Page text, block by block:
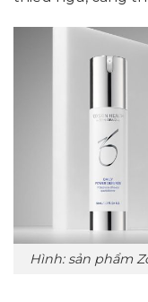
Hình: sản phẩm